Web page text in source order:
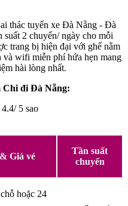
thác tuyến xe Đà Nẵng - Đà
2 chuyến/ ngày cho mỗi
trang bị hiện đại với ghế nằm
và wifi miễn phí hứa hẹn mang
hài lòng nhất.
Chi đi Đà Nẵng:
4.4/ 5 sao
Giá vé
Tần suất
chuyến
hoặc 24